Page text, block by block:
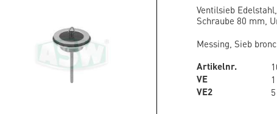
Ventilsieb
Schraube 80 mm,
Messing, Sieb
Artikelnr.
VE
VE2